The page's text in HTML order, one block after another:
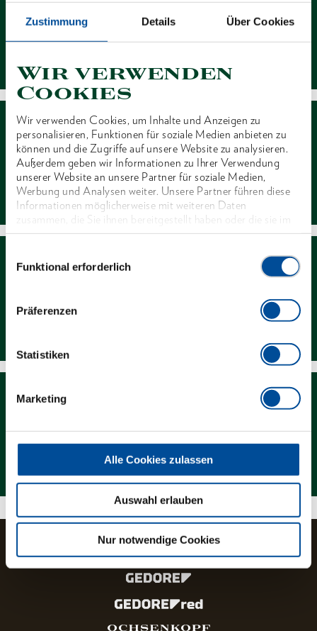
Zustimmung Details Über Cookies
Wir verwenden
Cookies
Wir verwenden Cookies, um Inhalte und Anzeigen zu
personalisieren, Funktionen für soziale Medien anbieten zu
können und die Zugriffe auf unsere Website zu analysieren.
Außerdem geben wir Informationen zu Ihrer Verwendung
unserer Website an unsere Partner für soziale Medien,
Werbung und Analysen weiter. Unsere Partner führen diese
Informationen möglicherweise mit weiteren Daten
zusammen, die Sie ihnen bereitgestellt haben oder die sie im
Rahmen Ihrer Nutzung der Dienste gesammelt haben. Unsere
Funktional erforderlich
Präferenzen
Statistiken
Marketing
Alle Cookies zulassen
Auswahl erlauben
Nur notwendige Cookies
Händlersuche
Magazin
Die Marken und Produktlinien der GEDORE Gruppe